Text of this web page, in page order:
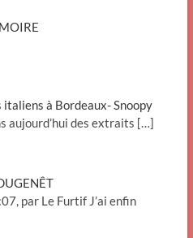
italiens à Bordeaux- Snoopy
aujourd’hui des extraits […]
par Le Furtif J’ai enfin